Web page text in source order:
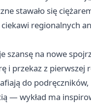
stawało się
regionalnych
szansę na nowe
przekaz z pierwszej
do
— wykład ma